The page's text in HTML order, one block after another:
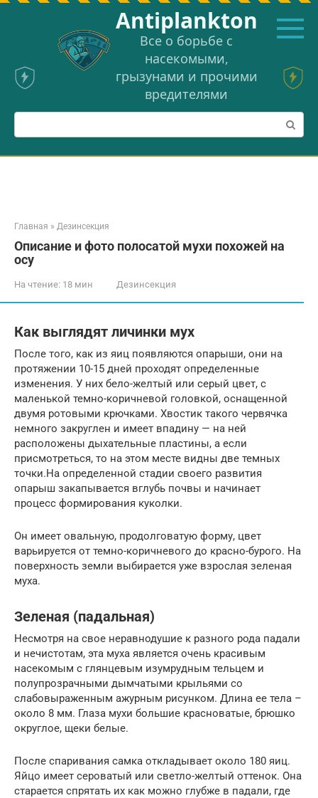
Перейти
Аntiplankton
Все о борьбе с
насекомыми,
грызунами и прочими
вредителями
Поиск:
Главная » Дезинсекция
Описание и фото полосатой мухи похожей на
осу
На чтение: 18 мин Дезинсекция
Как выглядят личинки мух
После того, как из яиц появляются опарыши, они на
протяжении 10-15 дней проходят определенные
изменения. У них бело-желтый или серый цвет, с
маленькой темно-коричневой головкой, оснащенной
двумя ротовыми крючками. Хвостик такого червячка
немного закруглен и имеет впадину — на ней
расположены дыхательные пластины, а если
присмотреться, то на этом месте видны две темных
точки.На определенной стадии своего развития
опарыш закапывается вглубь почвы и начинает
процесс формирования куколки.
Он имеет овальную, продолговатую форму, цвет
варьируется от темно-коричневого до красно-бурого. На
поверхность земли выбирается уже взрослая зеленая
муха.
Зеленая (падальная)
Несмотря на свое неравнодушие к разного рода падали
и нечистотам, эта муха является очень красивым
насекомым с глянцевым изумрудным тельцем и
полупрозрачными дымчатыми крыльями со
слабовыраженным ажурным рисунком. Длина ее тела –
около 8 мм. Глаза мухи большие красноватые, брюшко
округлое, щеки белые.
После спаривания самка откладывает около 180 яиц.
Яйцо имеет сероватый или светло-желтый оттенок. Она
старается спрятать их как можно глубже в падали, где